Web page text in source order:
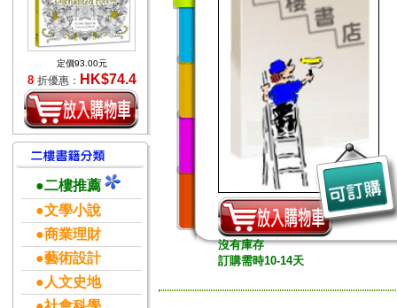
定價93.00元
8 折優惠： HK$74.4
●二樓推薦
●文學小說
●商業理財
●藝術設計
●人文史地
沒有庫存
訂購需時10-14天